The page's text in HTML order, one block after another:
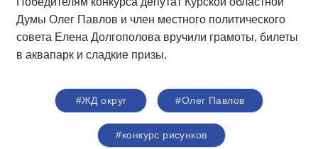
Думы Олег Павлов и член местного политического
совета Елена Долгополова вручили грамоты, билеты
в аквапарк и сладкие призы.
#ЖД округ #Олег Павлов
#конкурс рисунков